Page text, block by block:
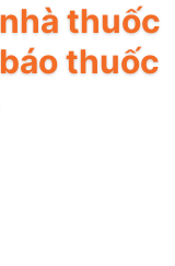
thuốc
thuốc